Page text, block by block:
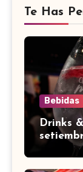
Te Has
Bebidas
Drinks